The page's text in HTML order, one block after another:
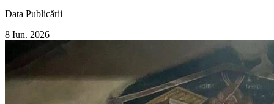
Data Publicării
8 Iun. 2026